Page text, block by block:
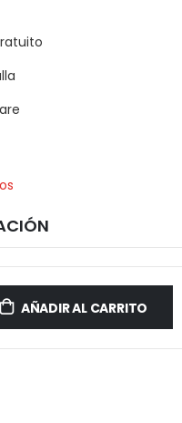
AÑADIR AL CARRITO